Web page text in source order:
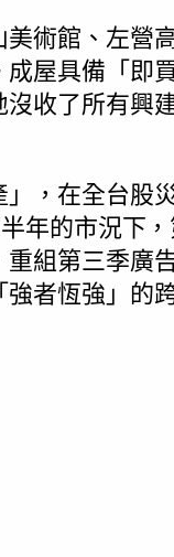
術館、左營
屋具備「即
收了所有興
，在全台股
年的市況下
組第三季廣
者恆強」的